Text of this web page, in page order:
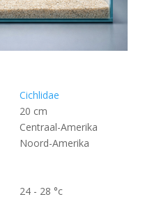
Cichlidae
20 cm
Centraal-Amerika
Noord-Amerika
24 - 28 °c